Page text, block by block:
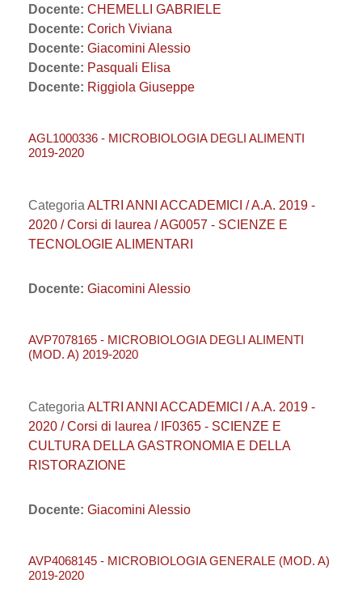
Docente: CHEMELLI GABRIELE
Docente: Corich Viviana
Docente: Giacomini Alessio
Docente: Pasquali Elisa
Docente: Riggiola Giuseppe
AGL1000336 - MICROBIOLOGIA DEGLI ALIMENTI
2019-2020
Categoria ALTRI ANNI ACCADEMICI / A.A. 2019 -
2020 / Corsi di laurea / AG0057 - SCIENZE E
TECNOLOGIE ALIMENTARI
Docente: Giacomini Alessio
AVP7078165 - MICROBIOLOGIA DEGLI ALIMENTI
(MOD. A) 2019-2020
Categoria ALTRI ANNI ACCADEMICI / A.A. 2019 -
2020 / Corsi di laurea / IF0365 - SCIENZE E
CULTURA DELLA GASTRONOMIA E DELLA
RISTORAZIONE
Docente: Giacomini Alessio
AVP4068145 - MICROBIOLOGIA GENERALE (MOD. A)
2019-2020